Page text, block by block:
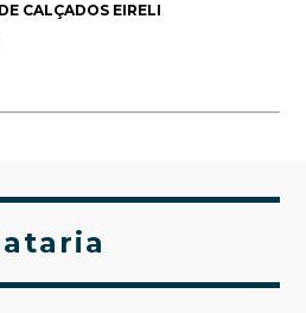
CALÇADOS EIRELI